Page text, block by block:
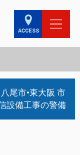
尾市•東大阪 市
設備工事の警備